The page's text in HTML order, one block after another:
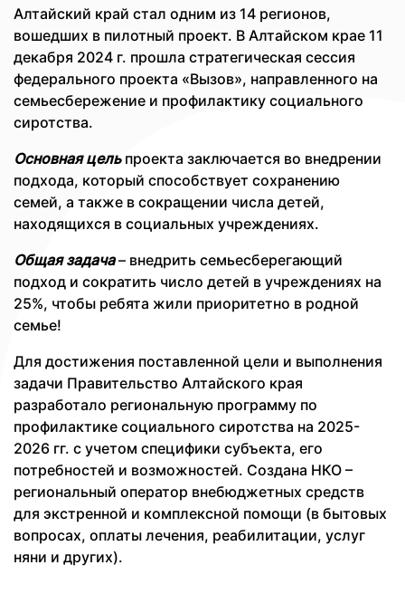
Алтайский край стал одним из 14 регионов,
вошедших в пилотный проект. В Алтайском крае 11
декабря 2024 г. прошла стратегическая сессия
федерального проекта «Вызов», направленного на
семьесбережение и профилактику социального
сиротства.
Основная цельпроекта заключается во внедрении
подхода, который способствует сохранению
семей, а также в сокращении числа детей,
находящихся в социальных учреждениях.
Общая задача– внедрить семьесберегающий
подход и сократить число детей в учреждениях на
25%, чтобы ребята жили приоритетно в родной
семье!
Для достижения поставленной цели и выполнения
задачи Правительство Алтайского края
разработало региональную программу по
профилактике социального сиротства на 2025-
2026 гг. с учетом специфики субъекта, его
потребностей и возможностей. Создана НКО –
региональный оператор внебюджетных средств
для экстренной и комплексной помощи (в бытовых
вопросах, оплаты лечения, реабилитации, услуг
няни и других).